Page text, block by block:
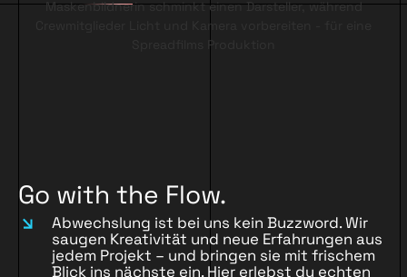
Go with the Flow.
Abwechslung ist bei uns kein Buzzword. Wir
saugen Kreativität und neue Erfahrungen aus
jedem Projekt – und bringen sie mit frischem
Blick ins nächste ein. Hier erlebst du echten